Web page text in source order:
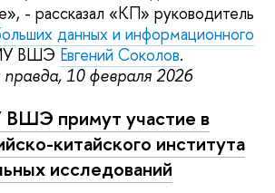
- рассказал «КП» руководитель
данных и информационного
ВШЭ Евгений Соколов.
правда, 10 февраля 2026
примут участие в
китайского института
исследований